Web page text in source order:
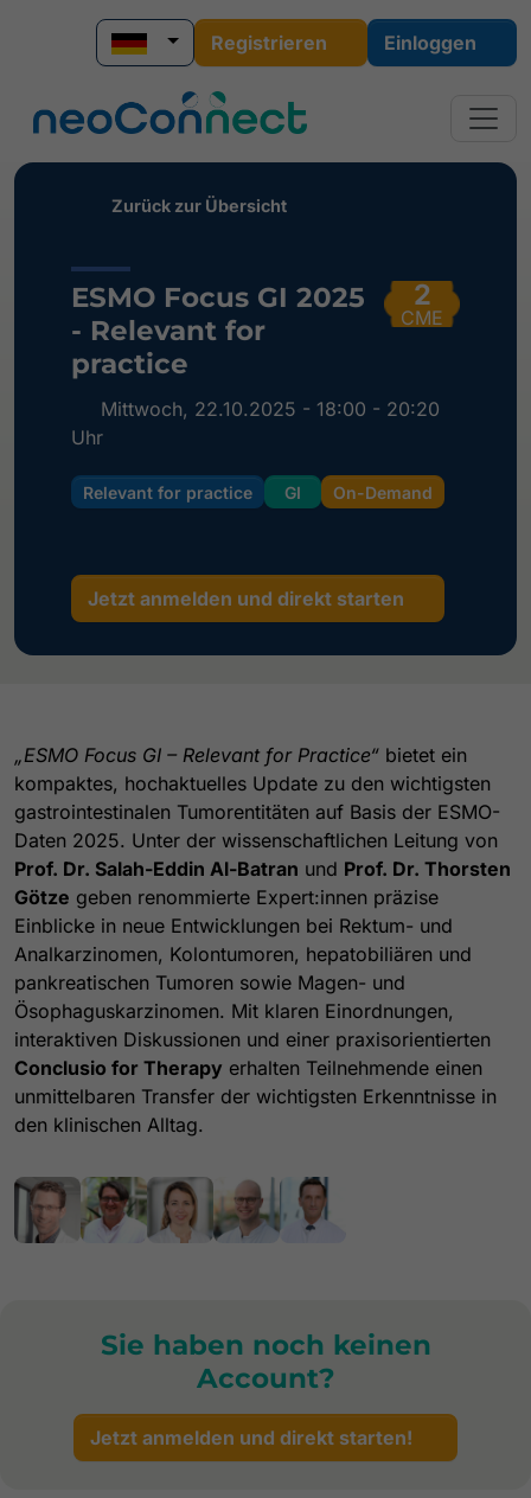
Registrieren Einloggen
Zurück zur Übersicht
ESMO Focus GI 2025
- Relevant for
practice
2
CME
Mittwoch, 22.10.2025 - 18:00 - 20:20
Uhr
Relevant for practice GI On-Demand
Jetzt anmelden und direkt starten
„ESMO Focus GI – Relevant for Practice“ bietet ein
kompaktes, hochaktuelles Update zu den wichtigsten
gastrointestinalen Tumorentitäten auf Basis der ESMO-
Daten 2025. Unter der wissenschaftlichen Leitung von
Prof. Dr. Salah-Eddin Al-Batran und Prof. Dr. Thorsten
Götze geben renommierte Expert:innen präzise
Einblicke in neue Entwicklungen bei Rektum- und
Analkarzinomen, Kolontumoren, hepatobiliären und
pankreatischen Tumoren sowie Magen- und
Ösophaguskarzinomen. Mit klaren Einordnungen,
interaktiven Diskussionen und einer praxisorientierten
Conclusio for Therapy erhalten Teilnehmende einen
unmittelbaren Transfer der wichtigsten Erkenntnisse in
den klinischen Alltag.
Sie haben noch keinen
Account?
Jetzt anmelden und direkt starten!